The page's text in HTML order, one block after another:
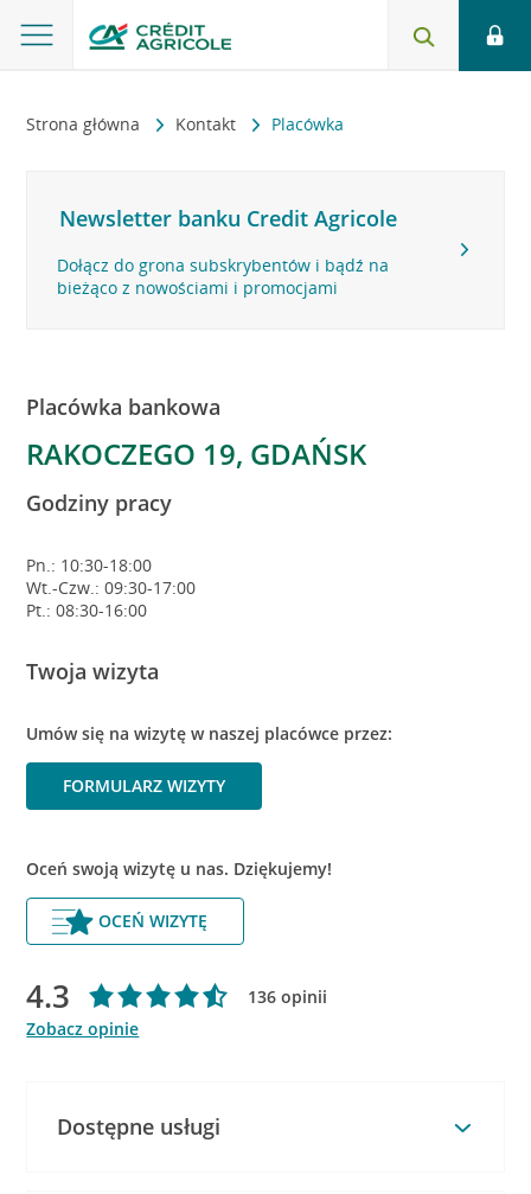
Strona główna Kontakt Placówka
Newsletter banku Credit Agricole
Dołącz do grona subskrybentów i bądź na
bieżąco z nowościami i promocjami
Placówka bankowa
RAKOCZEGO 19, GDAŃSK
Godziny pracy
Pn.: 10:30-18:00
Wt.-Czw.: 09:30-17:00
Pt.: 08:30-16:00
Twoja wizyta
Umów się na wizytę w naszej placówce przez:
FORMULARZ WIZYTY
Oceń swoją wizytę u nas. Dziękujemy!
OCEŃ WIZYTĘ
4.3
136 opinii
Zobacz opinie
Dostępne usługi